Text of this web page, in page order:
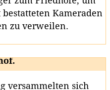
Kameraden
zu verweilen.
versammelten sich